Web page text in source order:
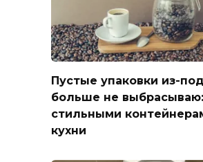
Пустые упаковки из-
больше не
стильными
кухни